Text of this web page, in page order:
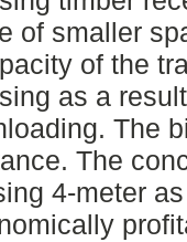
of smaller
of the
as a
The
The
4-meter